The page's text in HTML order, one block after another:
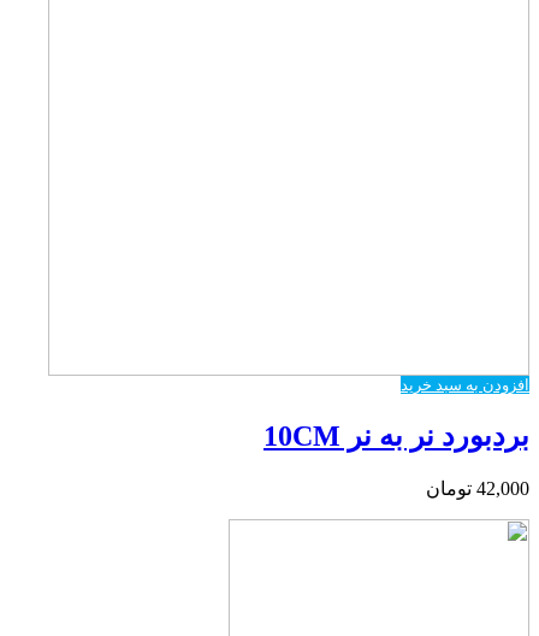
افزودن به سبد خرید
بردبورد نر به نر 10CM
42,000 تومان